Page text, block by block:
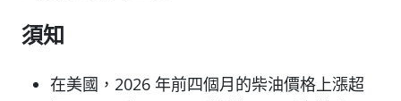
須知
在美國，2026 年前四個月的柴油價格上漲超